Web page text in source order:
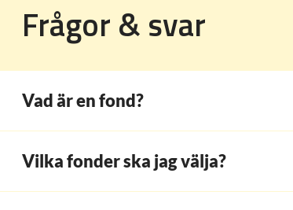
Frågor & svar
Vad är en fond?
Vilka fonder ska jag välja?